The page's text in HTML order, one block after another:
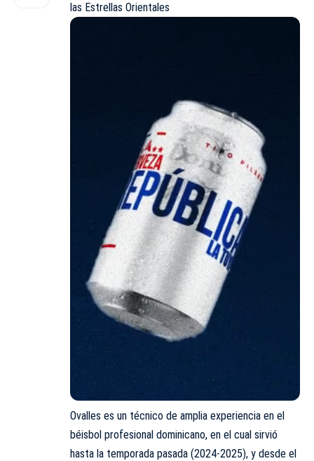
las Estrellas Orientales
Ovalles es un técnico de amplia experiencia en el
béisbol profesional dominicano, en el cual sirvió
hasta la temporada pasada (2024-2025), y desde el